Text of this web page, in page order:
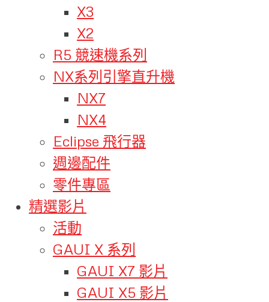
X3
X2
R5 競速機系列
NX系列引擎直升機
NX7
NX4
Eclipse 飛行器
週邊配件
零件專區
精選影片
活動
GAUI X 系列
GAUI X7 影片
GAUI X5 影片